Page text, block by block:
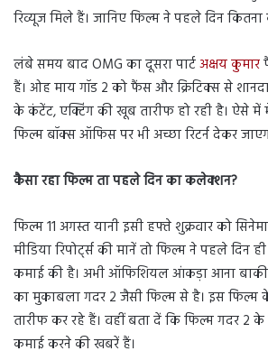
रिव्यूज मिले हैं। जानिए फिल्म ने पहले दिन
लंबे समय बाद OMG का दूसरा पार्टअक्षय कुमार
हैं। ओह माय गॉड 2 को फैंस और क्रिटिक्स से
के कंटेंट, एक्टिंग की खूब तारीफ हो रही है। ऐसे में
फिल्म बॉक्स ऑफिस पर भी अच्छा रिटर्न देकर
कैसा रहा फिल्म ता पहले दिन का कलेक्शन?
फिल्म 11 अगस्त यानी इसी हफ्ते शुक्रवार को
मीडिया रिपोर्ट्स की मानें तो फिल्म ने पहले दिन
कमाई की है। अभी ऑफिशियल आंकड़ा आना
का मुकाबला गदर 2 जैसी फिल्म से है। इस
तारीफ कर रहे हैं। वहीं बता दें कि फिल्म गदर 2
कमाई करने की खबरें हैं।